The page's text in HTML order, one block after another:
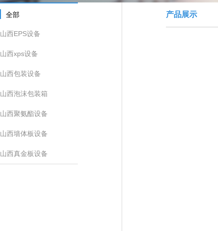
全部
山西EPS设备
山西xps设备
山西包装设备
山西泡沫包装箱
山西聚氨酯设备
山西墙体板设备
山西真金板设备
产品展示